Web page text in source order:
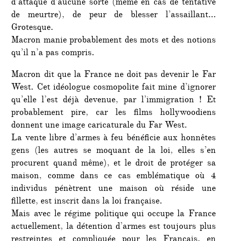
d’attaque d’aucune sorte (même en cas de tentative
de meurtre), de peur de blesser l’assaillant…
Grotesque.
Macron manie probablement des mots et des notions
qu’il n’a pas compris.
Macron dit que la France ne doit pas devenir le Far
West. Cet idéologue cosmopolite fait mine d’ignorer
qu’elle l’est déjà devenue, par l’immigration ! Et
probablement pire, car les films hollywoodiens
donnent une image caricaturale du Far West.
La vente libre d’armes à feu bénéficie aux honnêtes
gens (les autres se moquant de la loi, elles s’en
procurent quand même), et le droit de protéger sa
maison, comme dans ce cas emblématique où 4
individus pénètrent une maison où réside une
fillette, est inscrit dans la loi française.
Mais avec le régime politique qui occupe la France
actuellement, la détention d’armes est toujours plus